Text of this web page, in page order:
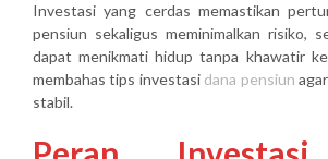
Investasi yang cerdas memastikan
pensiun sekaligus meminimalkan risiko,
dapat menikmati hidup tanpa khawatir
membahas tips investasi dana pensiun
stabil.